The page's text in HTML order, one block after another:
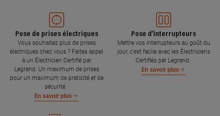
Pose de prises électriques
Vous souhaitez plus de prises
électriques chez vous ? Faites appel
à un Électricien Certifié par
Legrand. Un maximum de prises
pour un maximum de praticité et de
sécurité.
En savoir plus
Pose d’interrupteurs
Mettre vos interrupteurs au goût du
jour, c’est facile avec les Électriciens
Certifiés par Legrand.
En savoir plus